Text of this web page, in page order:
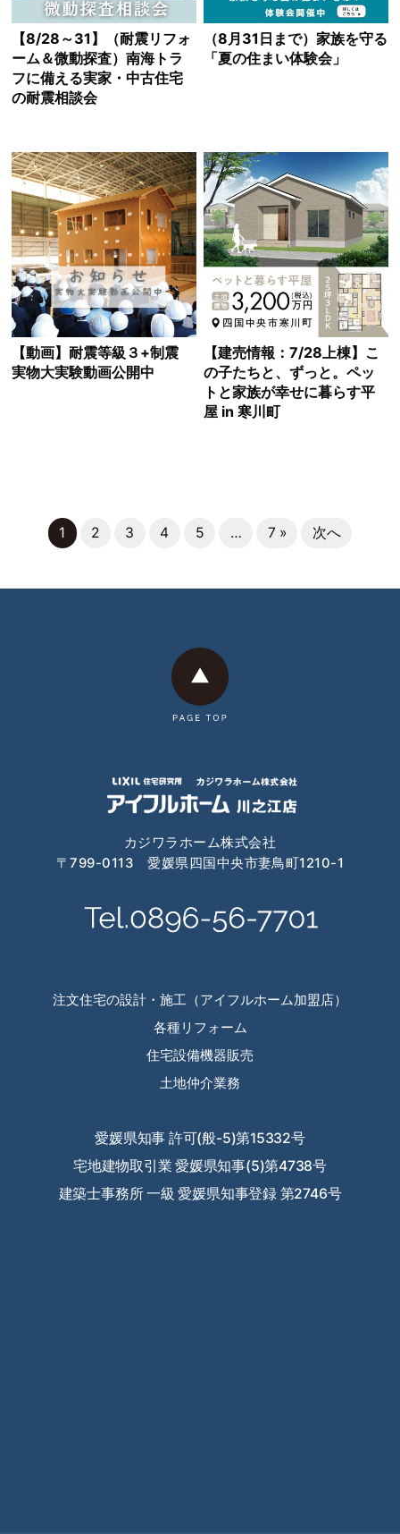
【8/28～31】（耐震リフォ
ーム＆微動探査）南海トラ
フに備える実家・中古住宅
の耐震相談会
（8月31日まで）家族を守る
「夏の住まい体験会」
【動画】耐震等級３+制震
実物大実験動画公開中
【建売情報：7/28上棟】こ
の子たちと、ずっと。ペッ
トと家族が幸せに暮らす平
屋 in 寒川町
1 2 3 4 5 … 7 » 次へ
カジワラホーム株式会社
〒799-0113 愛媛県四国中央市妻鳥町1210-1
注文住宅の設計・施工（アイフルホーム加盟店）
各種リフォーム
住宅設備機器販売
土地仲介業務
愛媛県知事 許可(般-5)第15332号
宅地建物取引業 愛媛県知事(5)第4738号
建築士事務所 一級 愛媛県知事登録 第2746号